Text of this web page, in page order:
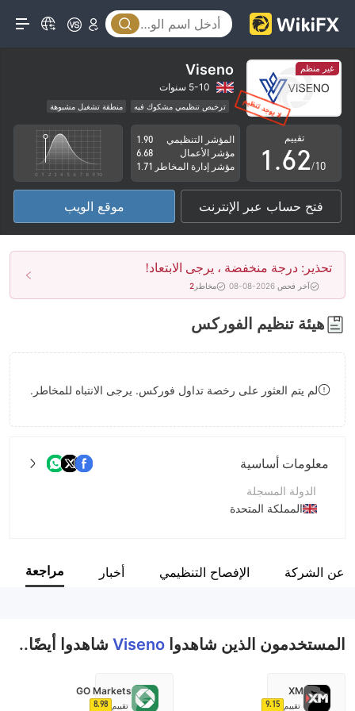
غير منظم Viseno
5-10 سنوات
ترخيص تنظيمي مشكوك فيه
منطقة تشغيل مشبوهة
مخاطر عالية
تقييم
0
1
2
3
4
5
6
7
8
.
2
3
4
5
6
7
8
9
0
1
2
3
4
5
6
7
8
9
/10
المؤشر التنظيمي
1.90
مؤشر الأعمال
6.68
مؤشر إدارة المخاطر 1.71
فتح حساب عبر الإنترنت موقع الويب
تحذير: درجة منخفضة ، يرجى الابتعاد!
آخر فحص 2026-08-08 مخاطر 2
هيئة تنظيم الفوركس
لم يتم العثور على رخصة تداول فوركس. يرجى الانتباه للمخاطر.
معلومات أساسية
الدولة المسجلة
المملكة المتحدة
اسم الشركة
عن الشركة الإفصاح التنظيمي أخبار مراجعة
المستخدمون الذين شاهدوا Viseno شاهدوا أيضًا..
XM
تقييم 9.15
GO Markets
تقييم 8.98